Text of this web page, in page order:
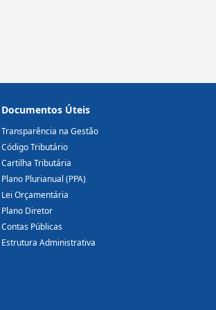
Documentos Úteis
Transparência na Gestão
Código Tributário
Cartilha Tributária
Plano Plurianual (PPA)
Lei Orçamentária
Plano Diretor
Contas Públicas
Estrutura Administrativa